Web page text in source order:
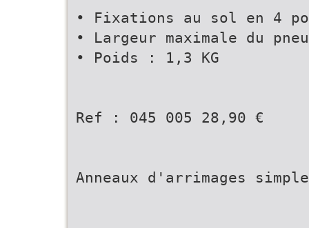
• Fixations au sol en 4
• Largeur maximale du
• Poids : 1,3 KG
Ref : 045 005 28,90 €
Anneaux d'arrimages